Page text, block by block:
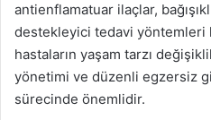
antienflamatuar ilaçlar,
destekleyici tedavi yöntemleri
hastaların yaşam tarzı
yönetimi ve düzenli egzersiz
sürecinde önemlidir.